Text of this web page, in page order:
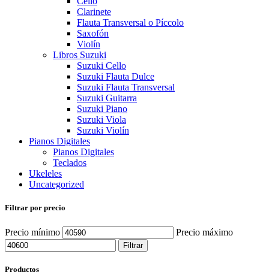
Clarinete
Flauta Transversal o Píccolo
Saxofón
Violín
Libros Suzuki
Suzuki Cello
Suzuki Flauta Dulce
Suzuki Flauta Transversal
Suzuki Guitarra
Suzuki Piano
Suzuki Viola
Suzuki Violín
Pianos Digitales
Pianos Digitales
Teclados
Ukeleles
Uncategorized
Filtrar por precio
Precio mínimo Precio máximo
Filtrar
Productos